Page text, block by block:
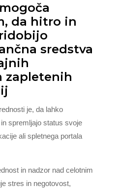
da hitro in
sredstva
zapletenih
je, da lahko
spremljajo status svoje
ali spletnega portala
in nadzor nad celotnim
stres in negotovost,